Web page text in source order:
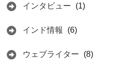
インタビュー (1)
インド情報 (6)
ウェブライター (8)